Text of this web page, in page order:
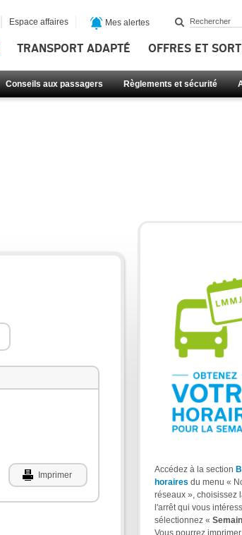
TRANSPORT ADAPTÉ OFFRES ET
Conseils aux passagers Règlements et sécurité
Espace affaires Mes alertes
Imprimer
Accédez à la section
horaires du menu «
réseaux », choisissez
l'arrêt qui vous
sélectionnez «
Vous pourrez